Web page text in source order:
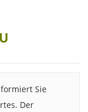
Sie
Der